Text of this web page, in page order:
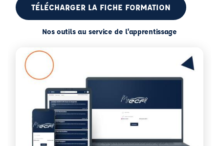
TÉLÉCHARGER LA FICHE FORMATION
Nos outils au service de l'apprentissage